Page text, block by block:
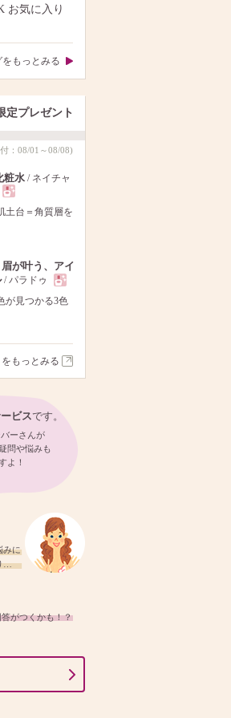
お気に入り
もっとみる
定プレゼント
：08/01～08/08)
粧水 / ネイチャ
現土台＝角質層を
が叶う、アイ
/ パラドゥ
現
が見つかる3色
もっとみる
ビスです。
ーさんが
問や悩みも
よ！
みに
…
がつくかも！？